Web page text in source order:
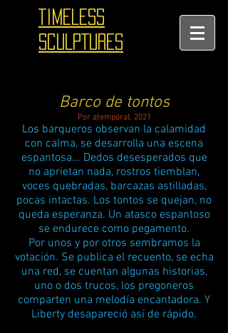
TIMELESS
SCULPTURES
Barco de tontos
Por atemporal, 2021
Los barqueros observan la calamidad
con calma, se desarrolla una escena
espantosa... Dedos desesperados que
no aprietan nada, rostros tiemblan,
voces quebradas, barcazas astilladas,
pocas intactas. Los tontos se quejan, no
queda esperanza. Un atasco espantoso
se endurece como pegamento.
Por unos y por otros sembramos la
votación. Se publica el recuento, se echa
una red, se cuentan algunas historias,
uno o dos trucos, los pregoneros
comparten una melodía encantadora. Y
Liberty desapareció así de rápido.